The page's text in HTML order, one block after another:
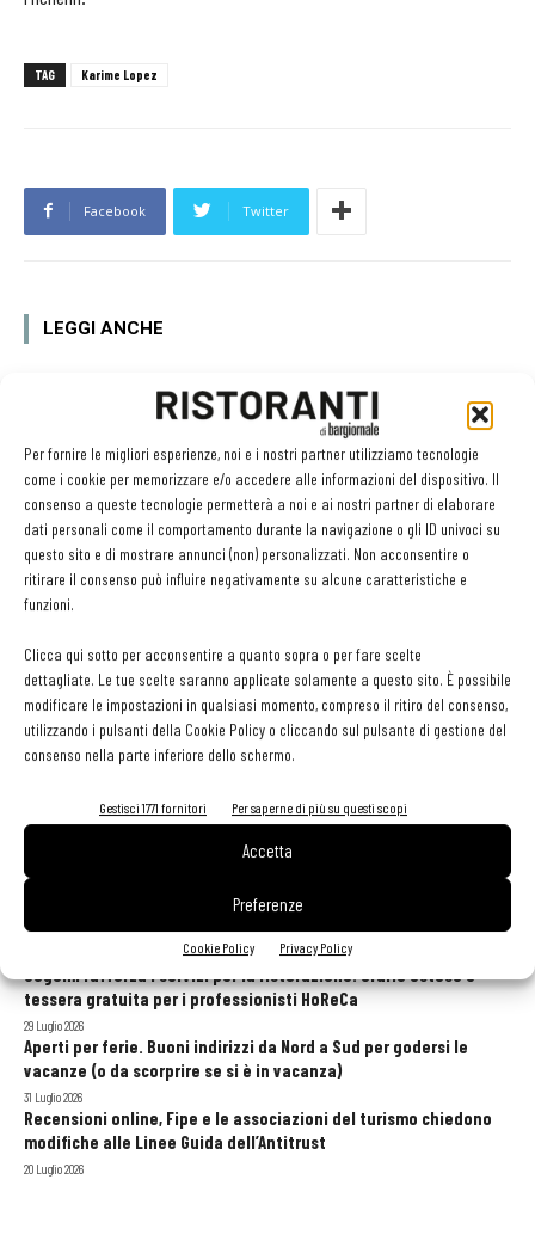
Per fornire le migliori esperienze, noi e i nostri partner utilizziamo tecnologie
come i cookie per memorizzare e/o accedere alle informazioni del dispositivo. Il
consenso a queste tecnologie permetterà a noi e ai nostri partner di elaborare
dati personali come il comportamento durante la navigazione o gli ID univoci su
questo sito e di mostrare annunci (non) personalizzati. Non acconsentire o
ritirare il consenso può influire negativamente su alcune caratteristiche e
funzioni.
Clicca qui sotto per acconsentire a quanto sopra o per fare scelte
dettagliate. Le tue scelte saranno applicate solamente a questo sito. È possibile
modificare le impostazioni in qualsiasi momento, compreso il ritiro del consenso,
utilizzando i pulsanti della Cookie Policy o cliccando sul pulsante di gestione del
consenso nella parte inferiore dello schermo.
Gestisci 1771 fornitori Per saperne di più su questi scopi
Accetta
Preferenze
Cookie Policy Privacy Policy
TAG Karime Lopez
Facebook Twitter
LEGGI ANCHE
Kim Ki
Giuseppe Auricchio
Repubblica Italiana
GLI ARTICOLI PIÙ LETTI
Sogemi rafforza i servizi per la ristorazione: orario esteso e
tessera gratuita per i professionisti HoReCa
29 Luglio 2026
Aperti per ferie. Buoni indirizzi da Nord a Sud per godersi le
vacanze (o da scorprire se si è in vacanza)
31 Luglio 2026
Recensioni online, Fipe e le associazioni del turismo chiedono
modifiche alle Linee Guida dell’Antitrust
20 Luglio 2026